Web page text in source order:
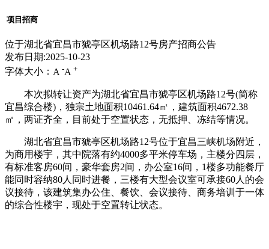
项目招商
位于湖北省宜昌市猇亭区机场路12号房产招商公告
发布日期:2025-10-23
字体大小： A -A +
本次拟转让资产为湖北省宜昌市猇亭区机场路12号(简称
宜昌综合楼)，独宗土地面积10461.64㎡，建筑面积4672.38
㎡，两证齐全，目前处于空置状态，无抵押、冻结等情况。
湖北省宜昌市猇亭区机场路12号位于宜昌三峡机场附近，
为商用楼宇，其中院落有约4000多平米停车场，主楼分四层，
有标准客房60间，豪华套房2间，办公室16间，1楼多功能餐厅
能同时容纳80人同时进餐，三楼有大型会议室可承接60人的会
议接待，该建筑集办公住、餐饮、会议接待、商务培训于一体
的综合性楼宇，现处于空置转让状态。